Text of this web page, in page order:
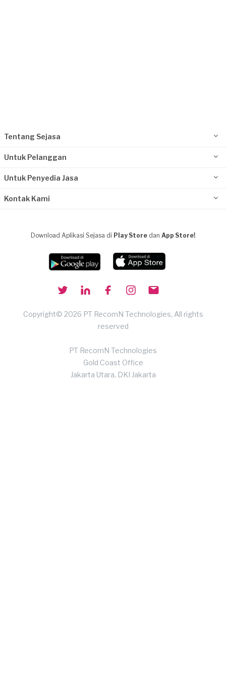
Tentang Sejasa
Untuk Pelanggan
Untuk Penyedia Jasa
Kontak Kami
Download Aplikasi Sejasa di Play Store dan App Store!
Copyright© 2026 PT RecomN Technologies, All rights
reserved
PT RecomN Technologies
Gold Coast Office
Jakarta Utara, DKI Jakarta